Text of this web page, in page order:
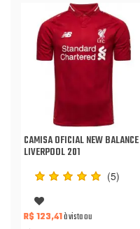
CAMISA OFICIAL NEW BALANCE
LIVERPOOL 201
(5)
R$ 123,41à vista ou